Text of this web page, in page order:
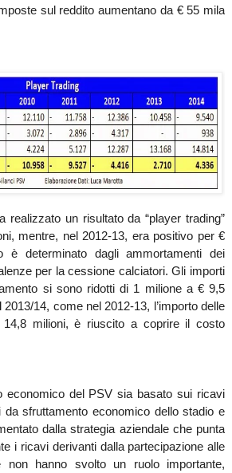
sul reddito aumentano da € 55 mila
realizzato un risultato da “player trading”
mentre, nel 2012-13, era positivo per €
è determinato dagli ammortamenti dei
per la cessione calciatori. Gli importi
si sono ridotti di 1 milione a € 9,5
14, come nel 2012-13, l’importo delle
milioni, è riuscito a coprire il costo
economico del PSV sia basato sui ricavi
sfruttamento economico dello stadio e
dalla strategia aziendale che punta
i ricavi derivanti dalla partecipazione alle
non hanno svolto un ruolo importante,